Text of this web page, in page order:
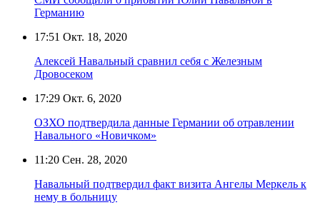
Германию
17:51 Окт. 18, 2020
Алексей Навальный сравнил себя с Железным
Дровосеком
17:29 Окт. 6, 2020
ОЗХО подтвердила данные Германии об отравлении
Навального «Новичком»
11:20 Сен. 28, 2020
Навальный подтвердил факт визита Ангелы Меркель к
нему в больницу